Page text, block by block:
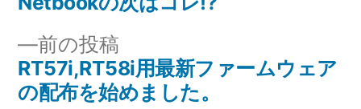
投
稿
ナ
前の投稿
の
投
RT57i,RT58i用最新ファームウェア
の配布を始めました。